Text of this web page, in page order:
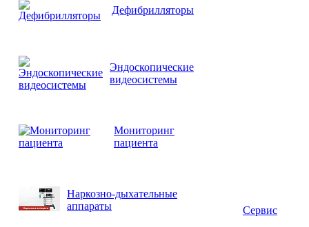
Дефибрилляторы
Эндоскопические
видеосистемы
Мониторинг
пациента
Наркозно-дыхательные
аппараты
Сервис